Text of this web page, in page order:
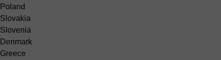
Poland
Slovakia
Slovenia
Denmark
Greece